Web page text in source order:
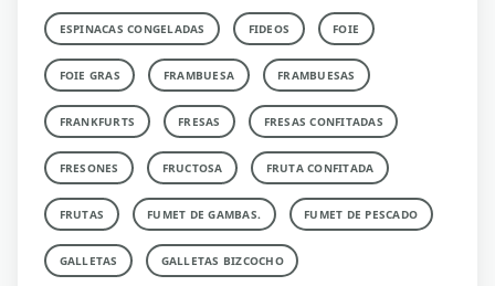
ESPINACAS CONGELADAS FIDEOS FOIE
FOIE GRAS FRAMBUESA FRAMBUESAS
FRANKFURTS FRESAS FRESAS CONFITADAS
FRESONES FRUCTOSA FRUTA CONFITADA
FRUTAS FUMET DE GAMBAS. FUMET DE PESCADO
GALLETAS GALLETAS BIZCOCHO